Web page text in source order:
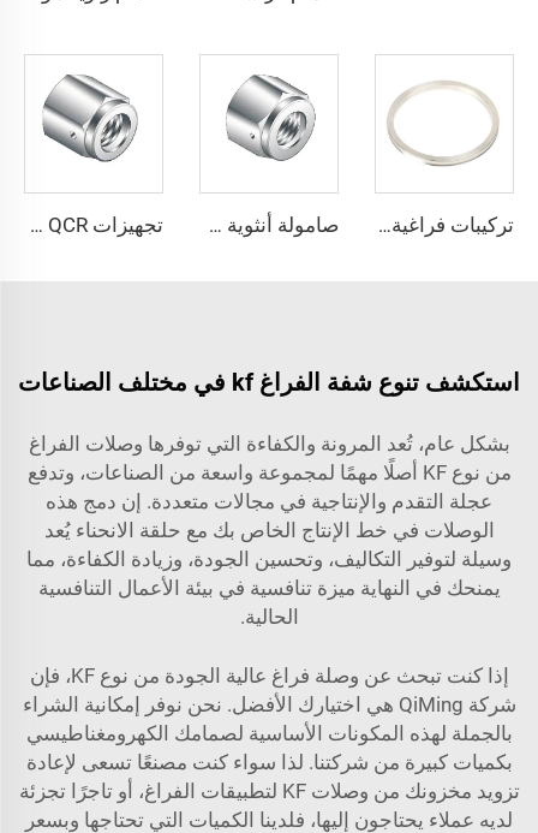
تركيبات فراغية من الفولاذ المقاوم للصدأ SS304 KF، حلقة توسيط محبوسة NW25/NW40، حلقة توسيط محبوسة من الفولاذ المقاوم للصدأ KF16/KF25/KF40 صامولة أنثوية عالية النقاء من الفولاذ المقاوم للصدأ، تجهيزات فراغية QCR VCR من نوع SS316L، صامولة أنثوية مع منفذ اختبار التسرب BA/EP تجهيزات QCR أنثوية من الفولاذ المقاوم للصدأ بتدفق عالٍ، تجهيزات فراغية VCR عالية النقاء من نوع SS316L، صامولة أنثوية مع منفذ اختبار التسرب BA/EP
استكشف تنوع شفة الفراغ kf في مختلف الصناعات
بشكل عام، تُعد المرونة والكفاءة التي توفرها وصلات الفراغ
من نوع KF أصلًا مهمًا لمجموعة واسعة من الصناعات، وتدفع
عجلة التقدم والإنتاجية في مجالات متعددة. إن دمج هذه
الوصلات في خط الإنتاج الخاص بك مع حلقة الانحناء يُعد
وسيلة لتوفير التكاليف، وتحسين الجودة، وزيادة الكفاءة، مما
يمنحك في النهاية ميزة تنافسية في بيئة الأعمال التنافسية
الحالية.
إذا كنت تبحث عن وصلة فراغ عالية الجودة من نوع KF، فإن
شركة QiMing هي اختيارك الأفضل. نحن نوفر إمكانية الشراء
بالجملة لهذه المكونات الأساسية لصمامك الكهرومغناطيسي
بكميات كبيرة من شركتنا. لذا سواء كنت مصنعًا تسعى لإعادة
تزويد مخزونك من وصلات KF لتطبيقات الفراغ، أو تاجرًا تجزئة
لديه عملاء يحتاجون إليها، فلدينا الكميات التي تحتاجها وبسعر